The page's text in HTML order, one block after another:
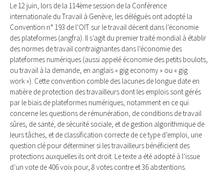
Le 12 juin, lors de la 114ème session de la Conférence
internationale du Travail à Genève, les délégués ont adopté la
Convention n° 193 de l’OIT sur le travail décent dans l’économie
des plateformes (angfra). Il s’agit du premier traité mondial à établir
des normes de travail contraignantes dans l’économie des
plateformes numériques (aussi appelé économie des petits boulots,
ou travail à la demande, en anglais « gig economy » ou « gig
work »). Cette convention comble des lacunes de longue date en
matière de protection des travailleurs dont les emplois sont gérés
par le biais de plateformes numériques, notamment en ce qui
concerne les questions de rémunération, de conditions de travail
sûres, de santé, de sécurité sociale, et de gestion algorithmique de
leurs tâches, et de classification correcte de ce type d’emploi, une
question clé pour déterminer si les travailleurs bénéficient des
protections auxquelles ils ont droit. Le texte a été adopté à l’issue
d’un vote de 406 voix pour, 8 votes contre et 36 abstentions.